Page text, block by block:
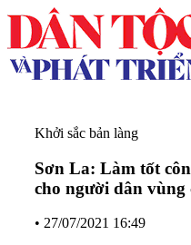
Khởi sắc bản làng
Sơn La: Làm tốt
cho người dân vùng
• 27/07/2021 16:49